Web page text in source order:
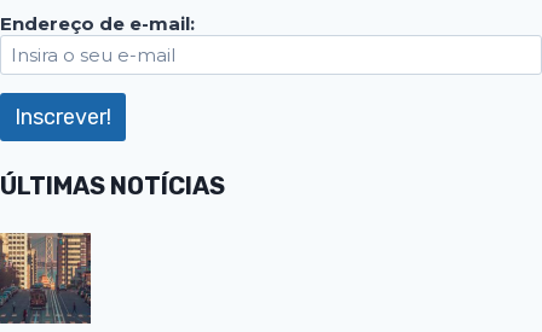
Endereço de e-mail:
ÚLTIMAS NOTÍCIAS